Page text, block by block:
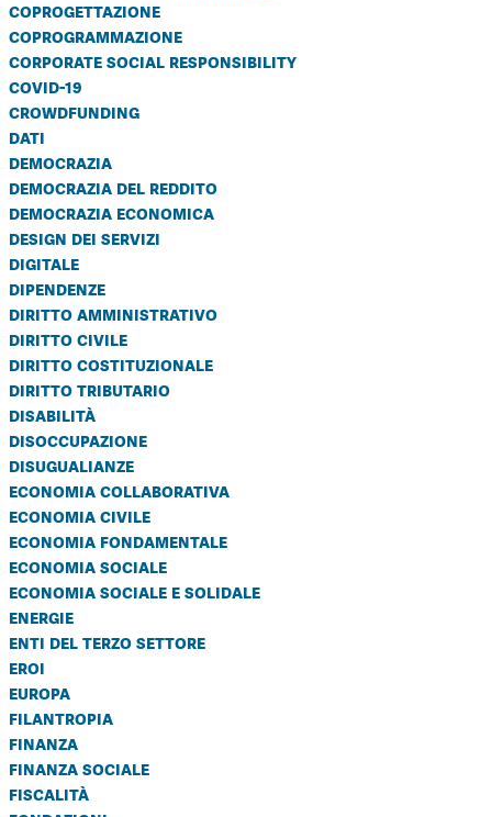
coprogettazione
coprogrammazione
corporate social responsibility
covid-19
crowdfunding
dati
democrazia
democrazia del reddito
democrazia economica
design dei servizi
digitale
dipendenze
diritto amministrativo
diritto civile
diritto costituzionale
diritto tributario
disabilità
disoccupazione
disugualianze
economia collaborativa
economia civile
economia fondamentale
economia sociale
economia sociale e solidale
energie
enti del terzo settore
eroi
europa
filantropia
finanza
finanza sociale
fiscalità